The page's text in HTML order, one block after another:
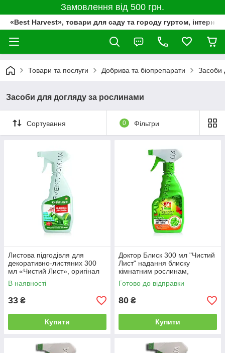
Замовлення від 500 грн.
«Best Harvest», товари для саду та городу гуртом,
Товари та послуги Добрива та біопрепарати Засоби
Засоби для догляду за рослинами
Сортування 0 Фільтри
Листова підгодівля для
декоративно-листяних 300
мл «Чистий Лист», оригінал
В наявності
33 ₴
Купити
Доктор Блиск 300 мл "Чистий
Лист" надання блиску
кімнатним рослинам,
оригінал
Готово до відправки
80 ₴
Купити